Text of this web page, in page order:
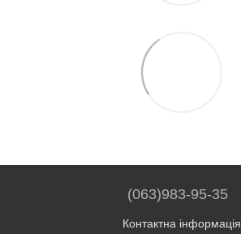
(063)983-95-35
Контактна інформація